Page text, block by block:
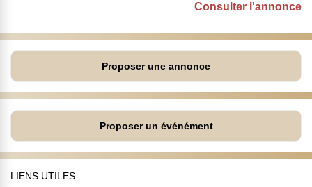
Consulter l'annonce
Proposer une annonce
Proposer un événément
LIENS UTILES